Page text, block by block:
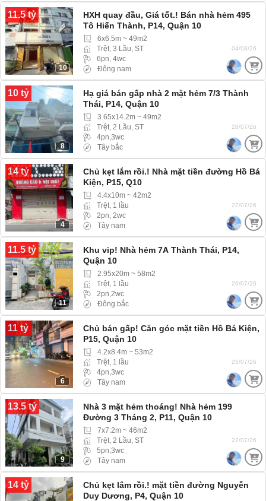
11.5 tỷ
10
HXH quay đầu, Giá tốt.! Bán nhà hẻm 495
Tô Hiến Thành, P14, Quận 10
6x6.5m ~ 49m2
Trệt, 3 Lầu, ST
6pn, 4wc
Đông nam
04/08/26
10 tỷ
8
Hạ giá bán gấp nhà 2 mặt hẻm 7/3 Thành
Thái, P14, Quận 10
3.65x14.2m ~ 49m2
Trệt, 2 Lầu, ST
4pn,3wc
Tây bắc
28/07/26
14 tỷ
4
Chủ kẹt lắm rồi.! Nhà mặt tiền đường Hồ Bá
Kiện, P15, Q10
4.4x10m ~ 42m2
Trệt, 1 lầu
2pn, 2wc
Tây nam
27/07/26
11.5 tỷ
11
Khu vip! Nhà hẻm 7A Thành Thái, P14,
Quận 10
2.95x20m ~ 58m2
Trệt, 1 lầu
2pn,2wc
Đông bắc
26/07/26
11 tỷ
6
Chủ bán gấp! Căn góc mặt tiền Hồ Bá Kiện,
P15, Quận 10
4.2x8.4m ~ 53m2
Trệt, 1 lầu
4pn,3wc
Tây nam
25/07/26
13.5 tỷ
9
Nhà 3 mặt hẻm thoáng! Nhà hẻm 199
Đường 3 Tháng 2, P11, Quận 10
7x7.2m ~ 46m2
Trệt, 2 Lầu, ST
5pn,3wc
Tây nam
22/07/26
14 tỷ
Chủ kẹt lắm rồi.! mặt tiền đường Nguyễn
Duy Dương, P4, Quận 10